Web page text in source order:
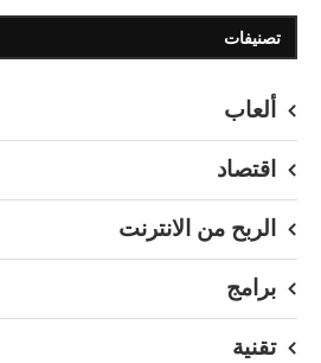
تصنيفات
ألعاب
اقتصاد
الربح من الانترنت
برامج
تقنية